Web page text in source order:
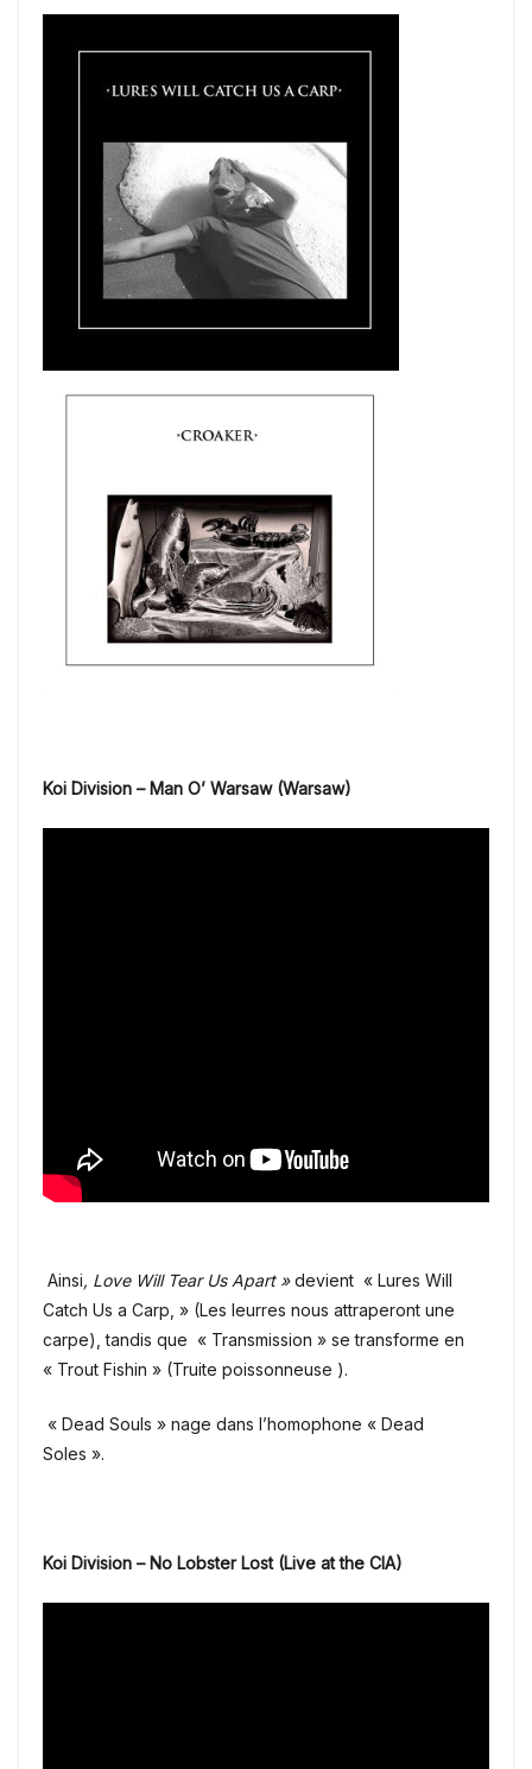
Koi Division – Man O’ Warsaw (Warsaw)
Ainsi, Love Will Tear Us Apart »devient « Lures Will
Catch Us a Carp, » (Les leurres nous attraperont une
carpe), tandis que « Transmission » se transforme en
« Trout Fishin » (Truite poissonneuse ).
« Dead Souls » nage dans l’homophone « Dead
Soles ».
Koi Division – No Lobster Lost (Live at the CIA)